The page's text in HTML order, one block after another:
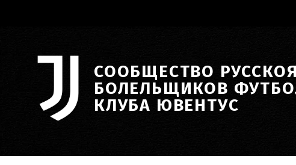
СООБЩЕСТВО
БОЛЕЛЬЩИКОВ
КЛУБА ЮВЕНТУС